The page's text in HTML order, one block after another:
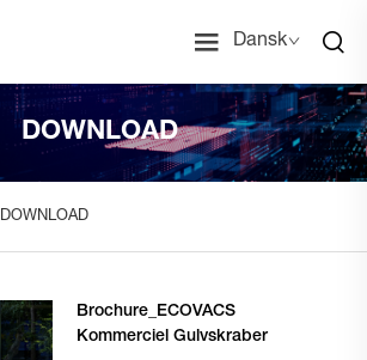
Dansk
DOWNLOAD
DOWNLOAD
Brochure_ECOVACS
Kommerciel Gulvskraber